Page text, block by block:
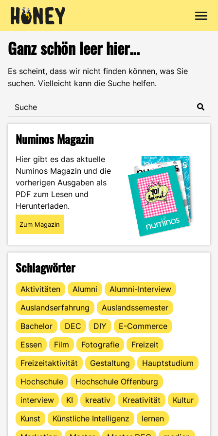
Inhalt
springen
Ganz schön leer hier...
Es scheint, dass wir nicht finden können, was Sie
suchen. Vielleicht kann die Suche helfen.
Numinos Magazin
Hier gibt es das aktuelle
Numinos Magazin und die
vorherigen Ausgaben als
PDF zum Lesen und
Herunterladen.
Zum Magazin
Schlagwörter
Aktivitäten Alumni
Alumni-Interview
Auslandserfahrung
Auslandssemester
Bachelor
DEC DIY
E-Commerce
Essen
Film Fotografie
Freizeit
Freizeitaktivität
Gestaltung
Hauptstudium
Hochschule
Hochschule Offenburg
interview
KI kreativ Kreativität
Kultur
Kunst
Künstliche Intelligenz
lernen